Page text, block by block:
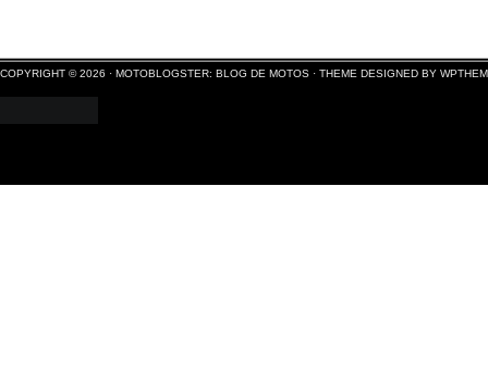
COPYRIGHT © 2026 · MOTOBLOGSTER: BLOG DE MOTOS · THEME DESIGNED BY